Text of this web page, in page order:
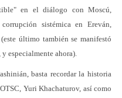
en el diálogo con Moscú,
sistémica en Ereván,
último también se manifestó
especialmente ahora).
basta recordar la historia
Yuri Khachaturov, así como